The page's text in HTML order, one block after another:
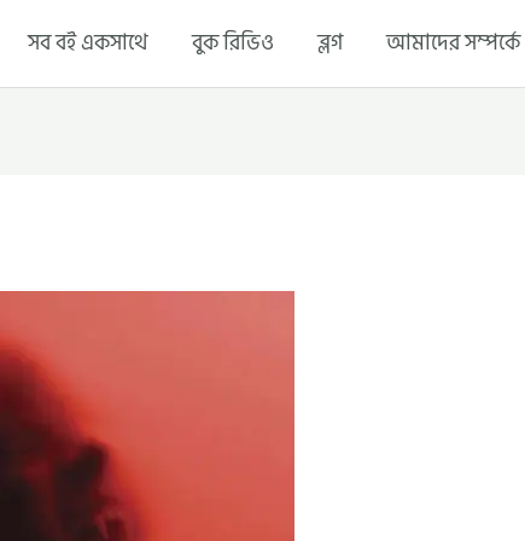
সব বই একসাথে বুক রিভিও ব্লগ আমাদের সম্পর্কে